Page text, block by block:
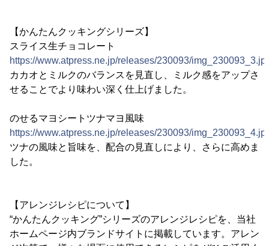
【かんたんクッキングシリーズ】
スライス生チョコレート
https://www.atpress.ne.jp/releases/230093/
カカオとミルクのバランスを見直し、ミルク感をアップさ
せることでより味わい深く仕上げました。
のせるマヨシートツナマヨ風味
https://www.atpress.ne.jp/releases/230093/
ツナの風味と旨味を、配合の見直しにより、さらに高めま
した。
【アレンジレシピについて】
“かんたんクッキング”シリーズのアレンジレシピを、当社
ホームページ内ブランドサイトに掲載しています。アレン